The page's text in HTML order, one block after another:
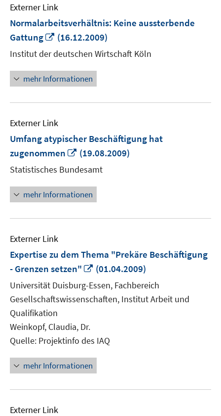
Externer Link
Normalarbeitsverhältnis: Keine aussterbende
Gattung
In
neuem
Fenster
öffnen
(16.12.2009)
Institut der deutschen Wirtschaft Köln
mehr Informationen
Externer Link
Umfang atypischer Beschäftigung hat
zugenommen
In
neuem
Fenster
öffnen
(19.08.2009)
Statistisches Bundesamt
mehr Informationen
Externer Link
Expertise zu dem Thema "Prekäre Beschäftigung
- Grenzen setzen"
In
Fenster
öffnen
(01.04.2009)
Universität Duisburg-Essen, Fachbereich
Gesellschaftswissenschaften, Institut Arbeit und
Qualifikation
Weinkopf, Claudia, Dr.
Quelle: Projektinfo des IAQ
mehr Informationen
Externer Link